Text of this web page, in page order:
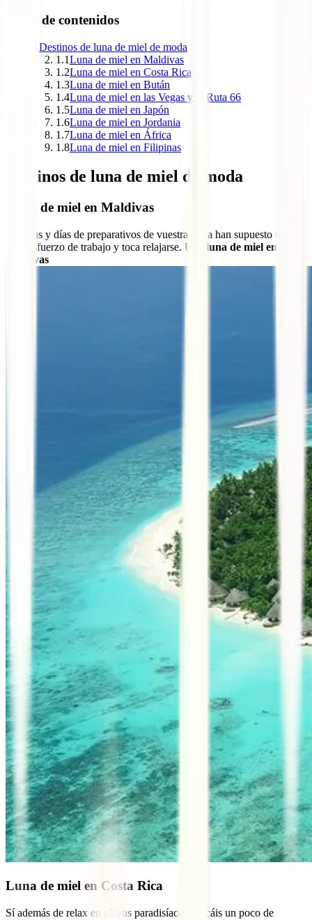
Tabla de contenidos
Destinos de luna de miel de moda
1.1Luna de miel en Maldivas
1.2Luna de miel en Costa Rica
1.3Luna de miel en Bután
1.4Luna de miel en las Vegas y la Ruta 66
1.5Luna de miel en Japón
1.6Luna de miel en Jordania
1.7Luna de miel en África
1.8Luna de miel en Filipinas
Destinos de luna de miel de moda
Luna de miel en Maldivas
Los días y días de preparativos de vuestra boda han supuesto un
gran esfuerzo de trabajo y toca relajarse. Una
luna de miel en
Maldivas
Luna de miel en Costa Rica
Sí además de relax en playas paradisíacas buscáis un poco de